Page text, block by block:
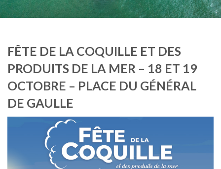
FÊTE DE LA COQUILLE ET DES
PRODUITS DE LA MER – 18 ET 19
OCTOBRE – PLACE DU GÉNÉRAL
DE GAULLE